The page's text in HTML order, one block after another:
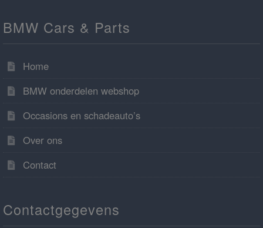
BMW Cars & Parts
Home
BMW onderdelen webshop
Occasions en schadeauto’s
Over ons
Contact
Contactgegevens